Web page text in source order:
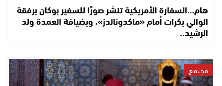
هام…السفارة الأمريكية تنشر صورًا للسفير بوكان برفقة
الوالي بكرات أمام «ماكدونالدز»، وبضيافة العمدة ولد
الرشيد..
مجتمع